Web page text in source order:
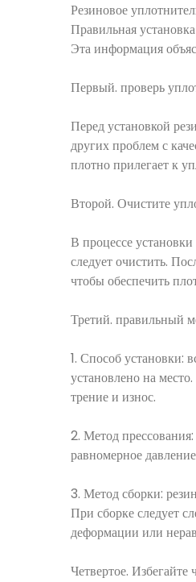
Резиновое
Правильная
Эта информация
Первый. проверь
Перед установкой
других проблем с
плотно прилегает к
Второй. Очистите
В процессе
следует очистить.
чтобы обеспечить
Третий. правильный
1. Способ установки:
установлено на
трение и износ.
2. Метод
равномерное
3. Метод сборки:
При сборке следует
деформации или
Четвертое.